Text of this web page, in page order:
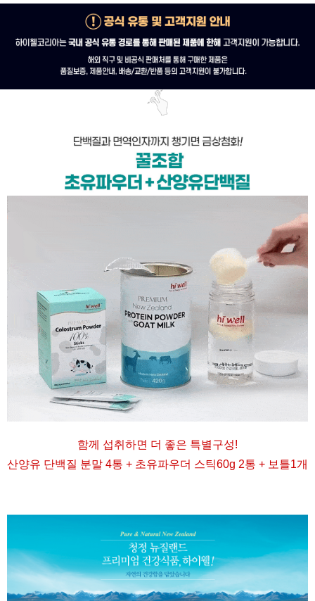
함께 섭취하면 더 좋은 특별구성!
산양유 단백질 분말 4통 + 초유파우더 스틱60g 2통 + 보틀1개